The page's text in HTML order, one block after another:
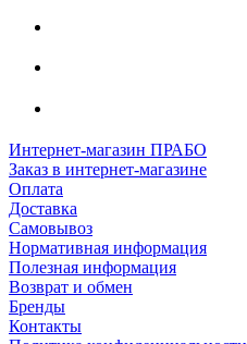
Интернет-магазин ПРАБО
Заказ в интернет-магазине
Оплата
Доставка
Самовывоз
Нормативная информация
Полезная информация
Возврат и обмен
Бренды
Контакты